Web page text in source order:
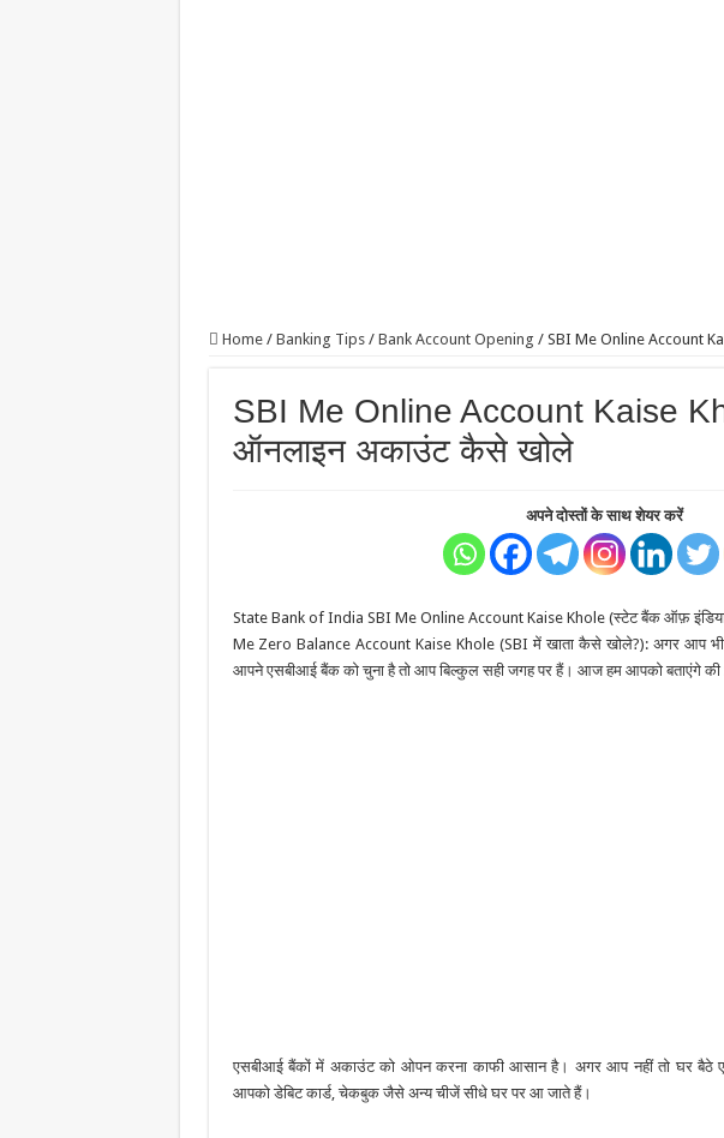
Home / Banking Tips / Bank Account Opening / SBI Me Online Account
SBI Me Online Account Kaise
ऑनलाइन अकाउंट कैसे खोले
अपने दोस्तों के साथ शेयर करें
State Bank of India SBI Me Online Account Kaise Khole (स्टेट बैंक ऑफ़
Me Zero Balance Account Kaise Khole (SBI में खाता कैसे खोले?): अगर आप
आपने एसबीआई बैंक को चुना है तो आप बिल्कुल सही जगह पर हैं। आज हम आपको बताएंगे
एसबीआई बैंकों में अकाउंट को ओपन करना काफी आसान है। अगर आप नहीं तो घर
आपको डेबिट कार्ड, चेकबुक जैसे अन्य चीजें सीधे घर पर आ जाते हैं।